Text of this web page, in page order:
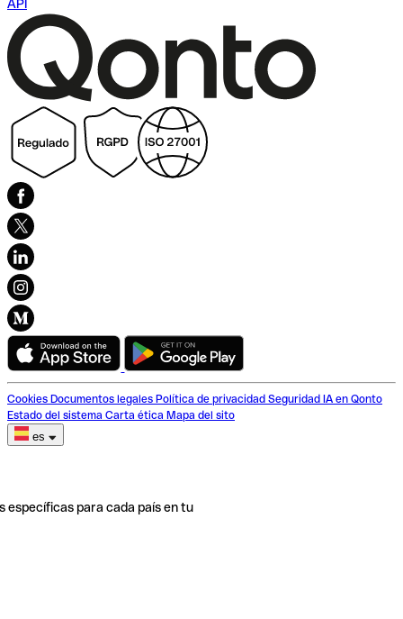
API
Cookies Documentos legales Política de privacidad Seguridad IA en Qonto
Estado del sistema Carta ética Mapa del sito
es
específicas para cada país en tu